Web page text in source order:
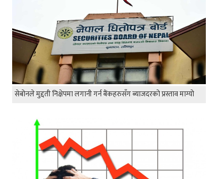
सेबोनले मुद्दती निक्षेपमा लगानी गर्न बैंकहरुसँग ब्याजदरको प्रस्ताव माग्यो